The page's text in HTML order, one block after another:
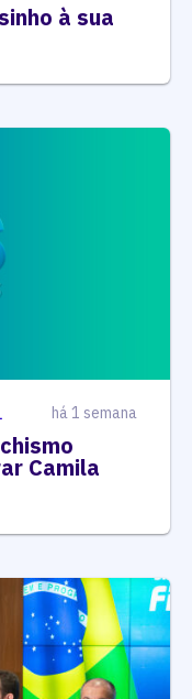
à sua
há 1 semana
Camila